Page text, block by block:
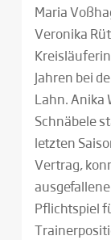
Maria
Veronika
Jahren bei
Lahn. Anika
Schnäbele
letzten
Vertrag,
Pflichtspiel